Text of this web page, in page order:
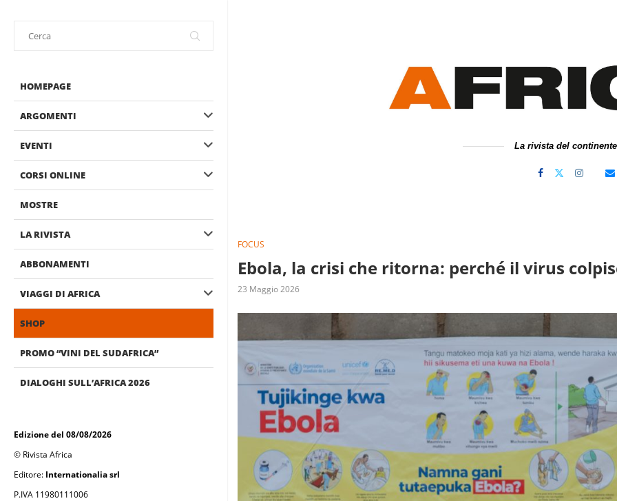
HOMEPAGE
ARGOMENTI
EVENTI
CORSI ONLINE
MOSTRE
LA RIVISTA
ABBONAMENTI
VIAGGI DI AFRICA
SHOP
PROMO “VINI DEL SUDAFRICA”
DIALOGHI SULL’AFRICA 2026
Edizione del 08/08/2026
© Rivista Africa
Editore: Internationalia srl
P.IVA 11980111006
La rivista del
FOCUS
Ebola, la crisi che ritorna: perché il virus
23 Maggio 2026